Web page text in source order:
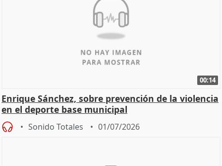
00:14
Enrique Sánchez, sobre prevención de la violencia
en el deporte base municipal
Sonido Totales 01/07/2026